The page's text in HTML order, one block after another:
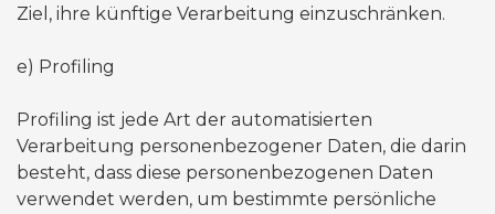
Ziel, ihre künftige Verarbeitung einzuschränken.
e) Profiling
Profiling ist jede Art der automatisierten
Verarbeitung personenbezogener Daten, die darin
besteht, dass diese personenbezogenen Daten
verwendet werden, um bestimmte persönliche